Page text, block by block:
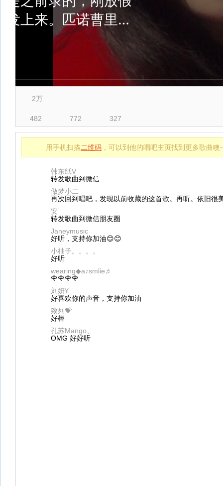
2万
482 772 327
用手机扫描二维码 ，可以到他的唱吧主页找到更多歌曲噢
韩东纸V
转发歌曲到微信
做梦小二
再次回到唱吧，发现以前收藏的这首歌。再听。依旧很
安
转发歌曲到微信朋友圈
Janeymusic
好听，支持你加油😊😊
小柚子。。。。
好听
wearing◆a♪smlie♬
🌹🌹🌹🌹
刘妍¥
好喜欢你的声音，支持你加油
致列💝
好棒
孔苏Mango、
OMG 好好听